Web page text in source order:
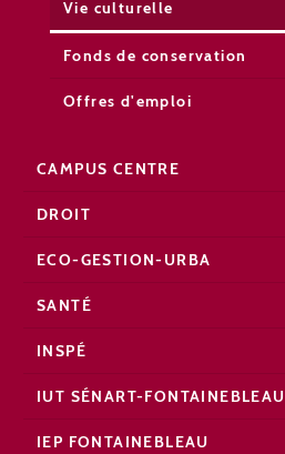
Vie culturelle
Fonds de conservation
Offres d'emploi
CAMPUS CENTRE
DROIT
ECO-GESTION-URBA
SANTÉ
INSPÉ
IUT SÉNART-FONTAINEBLEAU
IEP FONTAINEBLEAU